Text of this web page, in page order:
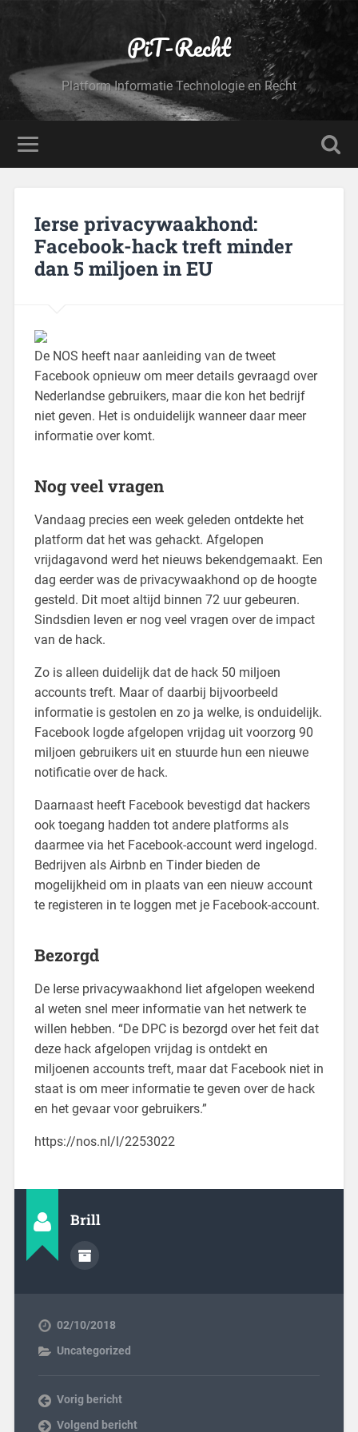
PiT-Recht
Platform Informatie Technologie en Recht
Ierse privacywaakhond:
Facebook-hack treft minder
dan 5 miljoen in EU
De NOS heeft naar aanleiding van de tweet
Facebook opnieuw om meer details gevraagd over
Nederlandse gebruikers, maar die kon het bedrijf
niet geven. Het is onduidelijk wanneer daar meer
informatie over komt.
Nog veel vragen
Vandaag precies een week geleden ontdekte het
platform dat het was gehackt. Afgelopen
vrijdagavond werd het nieuws bekendgemaakt. Een
dag eerder was de privacywaakhond op de hoogte
gesteld. Dit moet altijd binnen 72 uur gebeuren.
Sindsdien leven er nog veel vragen over de impact
van de hack.
Zo is alleen duidelijk dat de hack 50 miljoen
accounts treft. Maar of daarbij bijvoorbeeld
informatie is gestolen en zo ja welke, is onduidelijk.
Facebook logde afgelopen vrijdag uit voorzorg 90
miljoen gebruikers uit en stuurde hun een nieuwe
notificatie over de hack.
Daarnaast heeft Facebook bevestigd dat hackers
ook toegang hadden tot andere platforms als
daarmee via het Facebook-account werd ingelogd.
Bedrijven als Airbnb en Tinder bieden de
mogelijkheid om in plaats van een nieuw account
te registeren in te loggen met je Facebook-account.
Bezorgd
De Ierse privacywaakhond liet afgelopen weekend
al weten snel meer informatie van het netwerk te
willen hebben. “De DPC is bezorgd over het feit dat
deze hack afgelopen vrijdag is ontdekt en
miljoenen accounts treft, maar dat Facebook niet in
staat is om meer informatie te geven over de hack
en het gevaar voor gebruikers.”
https://nos.nl/l/2253022
Brill
02/10/2018
Uncategorized
Vorig bericht
Volgend bericht